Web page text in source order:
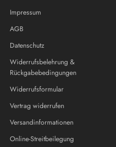
Impressum
AGB
Datenschutz
Widerrufsbelehrung &
Rückgabebedingungen
Widerrufsformular
Vertrag widerrufen
Versandinformationen
Online-Streitbeilegung